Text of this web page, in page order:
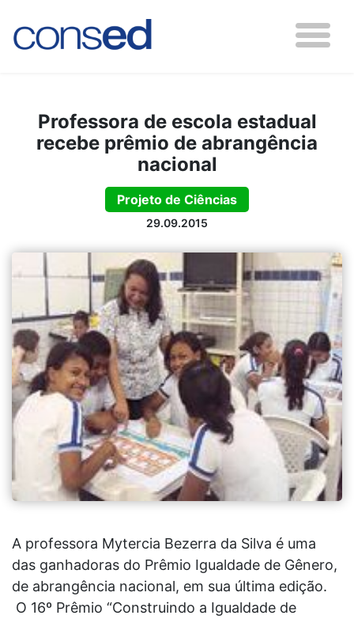
Professora de escola estadual
recebe prêmio de abrangência
nacional
Projeto de Ciências
29.09.2015
A professora Mytercia Bezerra da Silva é uma
das ganhadoras do Prêmio Igualdade de Gênero,
de abrangência nacional, em sua última edição.
O 16º Prêmio “Construindo a Igualdade de